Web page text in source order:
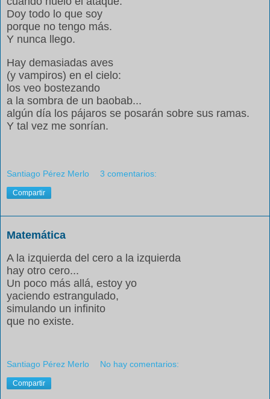
Doy todo lo que soy
porque no tengo más.
Y nunca llego.
Hay demasiadas aves
(y vampiros) en el cielo:
los veo bostezando
a la sombra de un baobab...
algún día los pájaros se posarán sobre sus ramas.
Y tal vez me sonrían.
Santiago Pérez Merlo 3 comentarios:
Compartir
Matemática
A la izquierda del cero a la izquierda
hay otro cero...
Un poco más allá, estoy yo
yaciendo estrangulado,
simulando un infinito
que no existe.
Santiago Pérez Merlo No hay comentarios:
Compartir